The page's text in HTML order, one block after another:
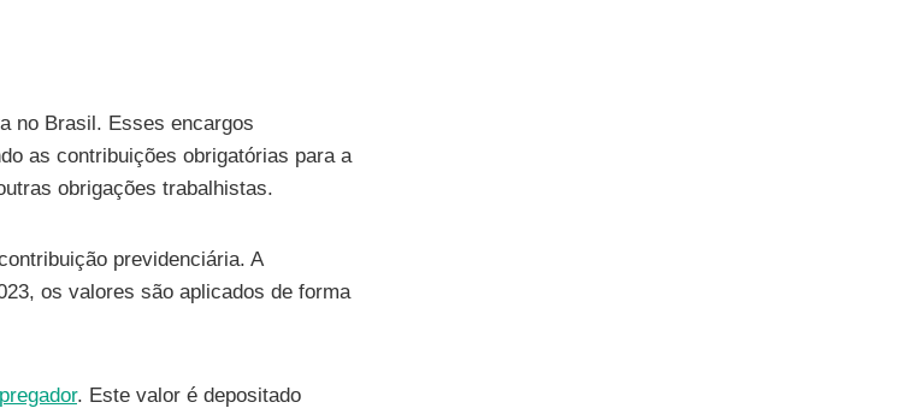
no Brasil. Esses encargos
as contribuições obrigatórias para a
obrigações trabalhistas.
previdenciária. A
os valores são aplicados de forma
. Este valor é depositado